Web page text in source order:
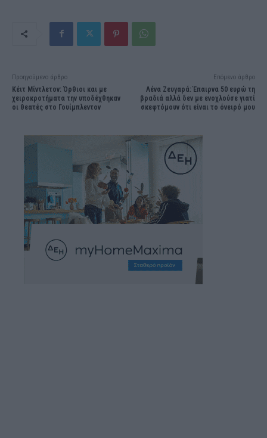
Προηγούμενο άρθρο
Κέιτ Μίντλετον: Όρθιοι και με
χειροκροτήματα την υποδέχθηκαν
οι θεατές στο Γουίμπλεντον
Επόμενο άρθρο
Λένα Ζευγαρά: Έπαιρνα 50 ευρώ τη
βραδιά αλλά δεν με ενοχλούσε γιατί
σκεφτόμουν ότι είναι το όνειρό μου